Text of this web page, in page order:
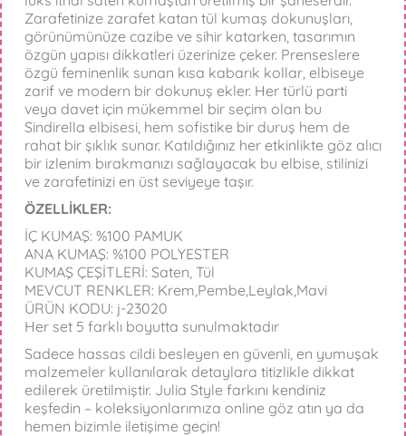
Zarafetinize zarafet katan tül kumaş dokunuşları,
görünümünüze cazibe ve sihir katarken, tasarımın
özgün yapısı dikkatleri üzerinize çeker. Prenseslere
özgü feminenlik sunan kısa kabarık kollar, elbiseye
zarif ve modern bir dokunuş ekler. Her türlü parti
veya davet için mükemmel bir seçim olan bu
Sindirella elbisesi, hem sofistike bir duruş hem de
rahat bir şıklık sunar. Katıldığınız her etkinlikte göz alıcı
bir izlenim bırakmanızı sağlayacak bu elbise, stilinizi
ve zarafetinizi en üst seviyeye taşır.
ÖZELLİKLER:
İÇ KUMAŞ: %100 PAMUK
ANA KUMAŞ: %100 POLYESTER
KUMAŞ ÇEŞİTLERİ: Saten, Tül
MEVCUT RENKLER: Krem,Pembe,Leylak,Mavi
ÜRÜN KODU: j-23020
Her set 5 farklı boyutta sunulmaktadır
Sadece hassas cildi besleyen en güvenli, en yumuşak
malzemeler kullanılarak detaylara titizlikle dikkat
edilerek üretilmiştir. Julia Style farkını kendiniz
keşfedin – koleksiyonlarımıza online göz atın ya da
hemen bizimle iletişime geçin!